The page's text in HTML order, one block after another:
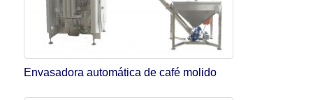
Envasadora automática de café molido